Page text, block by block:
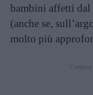
bambini affetti dal
(anche se,
molto più